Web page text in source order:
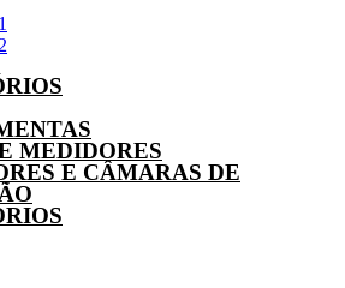
MEDIDORES
E CÂMARAS DE